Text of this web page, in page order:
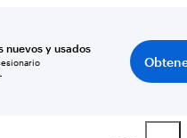
nuevos y usados